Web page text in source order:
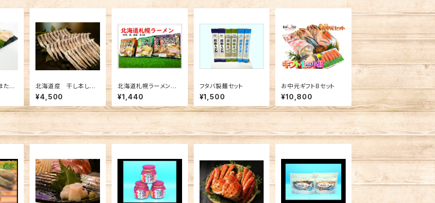
て
北海道産 干し本しし
ゃも オス20尾
¥4,500
北海道札幌ラーメンセッ
ト6食セット
¥1,440
フタバ製麺セット
¥1,500
お中元ギフトBセット
¥10,800